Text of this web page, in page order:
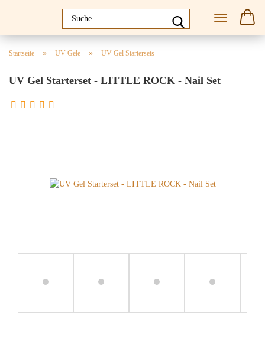
Startseite » UV Gele » UV Gel Startersets
UV Gel Starterset - LITTLE ROCK - Nail Set